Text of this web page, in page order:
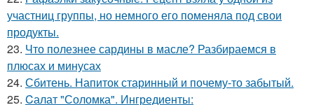
участниц группы, но немного его поменяла под свои
продукты.
23. Что полезнее сардины в масле? Разбираемся в
плюсах и минусах
24. Сбитень. Напиток старинный и почему-то забытый.
25. Cалат "Соломка". Ингредиенты: